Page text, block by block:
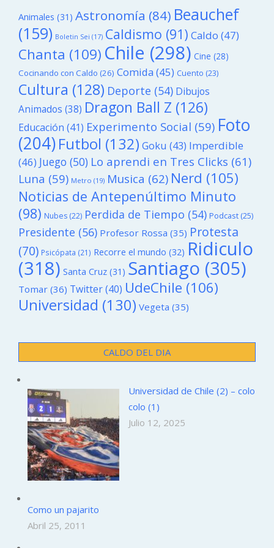
Animales (31) Astronomía (84) Beauchef
(159) Boletin Sei (17) Caldismo (91) Caldo (47)
Chanta (109) Chile (298) Cine (28)
Cocinando con Caldo (26) Comida (45) Cuento (23)
Cultura (128) Deporte (54) Dibujos
Animados (38) Dragon Ball Z (126)
Educación (41) Experimento Social (59) Foto
(204)Futbol (132) Goku (43) Imperdible
(46) Juego (50) Lo aprendi en Tres Clicks (61)
Luna (59) Metro (19) Musica (62) Nerd (105)
Noticias de Antepenúltimo Minuto
(98) Nubes (22) Perdida de Tiempo (54) Podcast (25)
Presidente (56) Profesor Rossa (35) Protesta
(70) Psicópata (21) Recorre el mundo (32) Ridiculo
(318) Santa Cruz (31) Santiago (305)
Tomar (36) Twitter(40) UdeChile (106)
Universidad (130) Vegeta (35)
CALDO DEL DIA
Universidad de Chile (2) – colo
colo (1)
Julio 12, 2025
Como un pajarito
Abril 25, 2011